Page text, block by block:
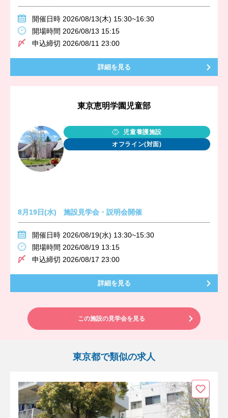
開催日時 2026/08/13(木) 15:30~16:30
開場時間 2026/08/13 15:15
申込締切 2026/08/11 23:00
詳細を見る
東京恵明学園児童部
児童養護施設
オフライン(対面)
8月19日(水) 施設見学会・説明会開催
開催日時 2026/08/19(水) 13:30~15:30
開場時間 2026/08/19 13:15
申込締切 2026/08/17 23:00
詳細を見る
この施設の見学会を見る
東京都で類似の求人